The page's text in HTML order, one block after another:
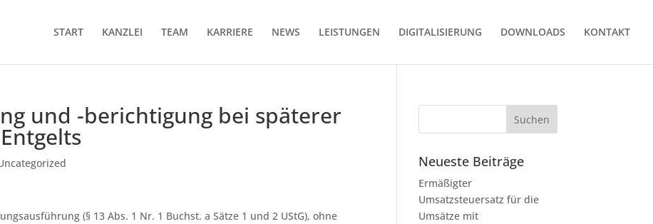
START KANZLEI TEAM KARRIERE NEWS LEISTUNGEN DIGITALISIERUNG DOWNLOADS KONTAKT
und -berichtigung bei späterer
(§ 13 Abs. 1 Nr. 1 Buchst. a Sätze 1 und 2 UStG), ohne
Neueste Beiträge
Ermäßigter
Umsatzsteuersatz für die
Umsätze mit